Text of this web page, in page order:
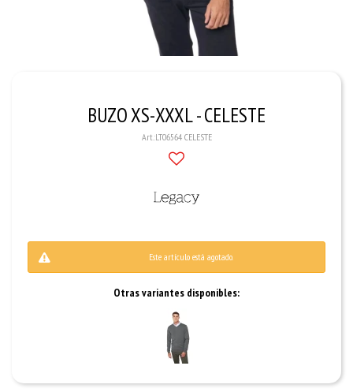
BUZO XS-XXXL - CELESTE
LT06564 CELESTE
Este artículo está agotado.
Otras variantes disponibles: